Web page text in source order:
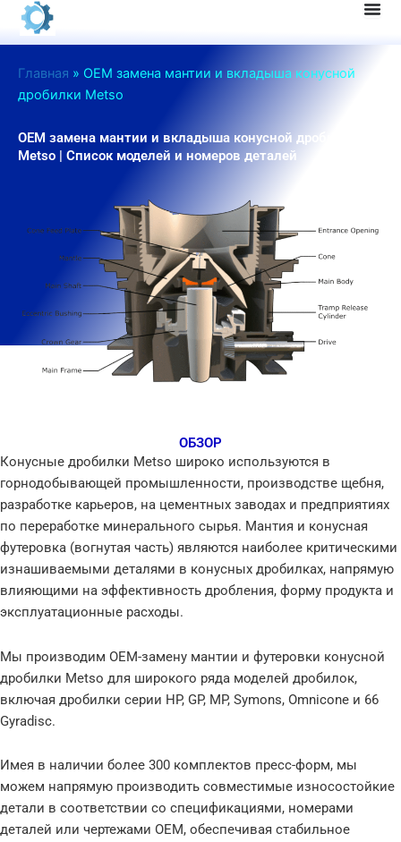
Перейти
Главная » OEM замена мантии и вкладыша конусной
дробилки Metso
OEM замена мантии и вкладыша конусной дробилки
Metso | Список моделей и номеров деталей
ОБЗОР
Конусные дробилки Metso широко используются в
горнодобывающей промышленности, производстве щебня,
разработке карьеров, на цементных заводах и предприятиях
по переработке минерального сырья. Мантия и конусная
футеровка (вогнутая часть) являются наиболее критическими
изнашиваемыми деталями в конусных дробилках, напрямую
влияющими на эффективность дробления, форму продукта и
эксплуатационные расходы.
Мы производим OEM-замену мантии и футеровки конусной
дробилки Metso для широкого ряда моделей дробилок,
включая дробилки серии HP, GP, MP, Symons, Omnicone и 66
Gyradisc.
Имея в наличии более 300 комплектов пресс-форм, мы
можем напрямую производить совместимые износостойкие
детали в соответствии со спецификациями, номерами
деталей или чертежами OEM, обеспечивая стабильное